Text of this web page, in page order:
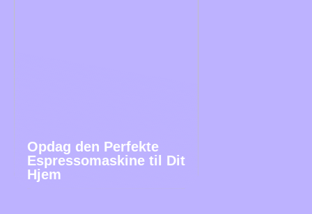
Opdag den Perfekte
Espressomaskine til Dit
Hjem